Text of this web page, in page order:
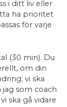
i ditt liv eller
ha prioritet
för varje
(30 min). Du
om din
vi ska
som coach
ska gå vidare